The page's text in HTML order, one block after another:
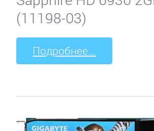
(11198-03)
Подробнее...